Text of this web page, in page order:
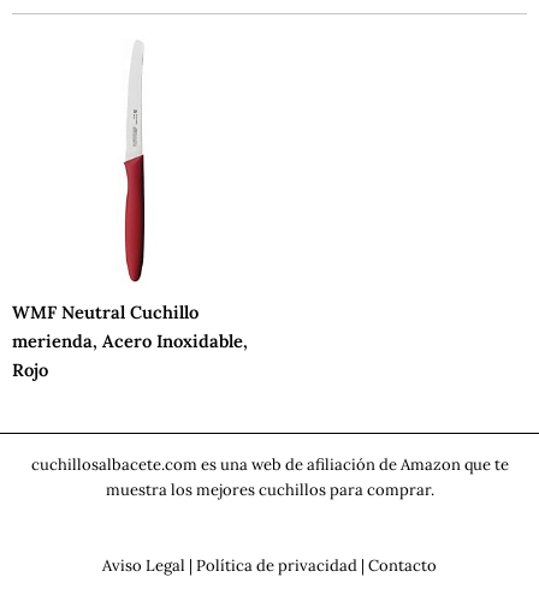
WMF Neutral Cuchillo
merienda, Acero Inoxidable,
Rojo
cuchillosalbacete.com es una web de afiliación de Amazon que te
muestra los mejores cuchillos para comprar.
Aviso Legal | Política de privacidad | Contacto